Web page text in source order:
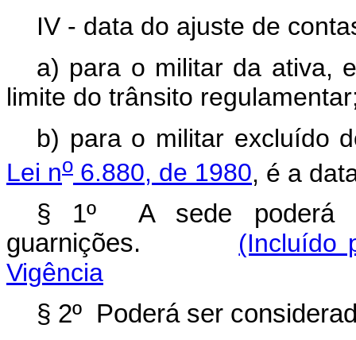
IV - data do ajuste de
a) para o militar da ativa,
limite do trânsito
b) para o militar excluído
Lei no 6.880, de 1980, é a
§ 1º A sede poderá
guarnições. (Incluído
Vigência
§ 2º Poderá ser